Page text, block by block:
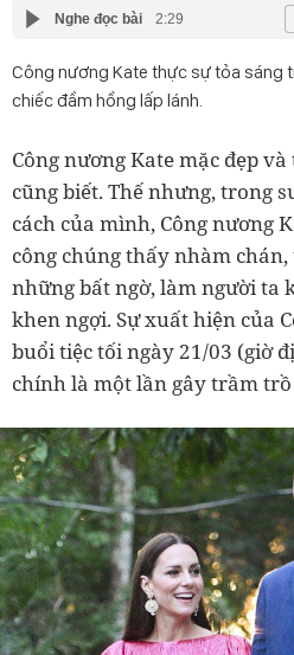
Nghe đọc bài 2:29
Công nương Kate thực sự tỏa sáng
chiếc đầm hồng lấp lánh.
Công nương Kate mặc đẹp
cũng biết. Thế nhưng, trong
cách của mình, Công nương
công chúng thấy nhàm
những bất ngờ, làm người ta
khen ngợi. Sự xuất hiện của
buổi tiệc tối ngày 21/03 (giờ
chính là một lần gây trầm